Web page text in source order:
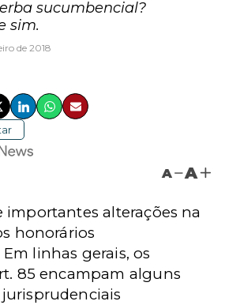
sucumbencial?
sim.
de 2018
A A
importantes alterações na
honorários
linhas gerais, os
85 encampam alguns